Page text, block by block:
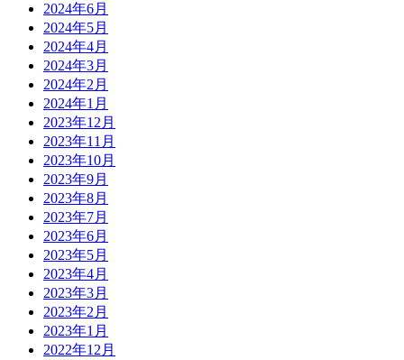
2024年6月
2024年5月
2024年4月
2024年3月
2024年2月
2024年1月
2023年12月
2023年11月
2023年10月
2023年9月
2023年8月
2023年7月
2023年6月
2023年5月
2023年4月
2023年3月
2023年2月
2023年1月
2022年12月